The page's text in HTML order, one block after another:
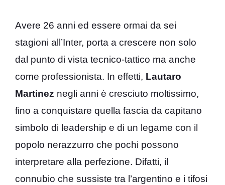
Avere 26 anni ed essere ormai da sei
stagioni all’Inter, porta a crescere non solo
dal punto di vista tecnico-tattico ma anche
come professionista. In effetti, Lautaro
Martinez negli anni è cresciuto moltissimo,
fino a conquistare quella fascia da capitano
simbolo di leadership e di un legame con il
popolo nerazzurro che pochi possono
interpretare alla perfezione. Difatti, il
connubio che sussiste tra l’argentino e i tifosi